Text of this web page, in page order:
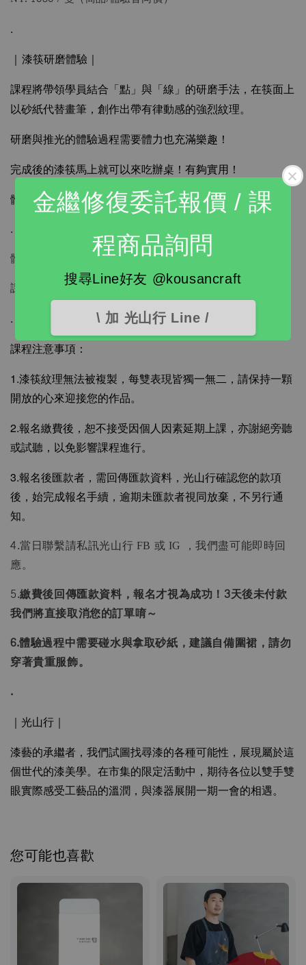
金繼修復委託報價 / 課
程商品詢問
搜尋Line好友 @kousancraft
\ 加 光山行 Line /
.
｜ 漆筷研磨體驗 ｜
課程將帶領學員結合「點」與「線」的研磨手法，在筷面上
以砂紙代替畫筆，創作出帶有律動感的強烈紋理。
研磨與推光的體驗過程需要體力也充滿樂趣！
完成後的漆筷馬上就可以來吃辦桌！有夠實用！
體驗漆筷提供紅色系 / 黃色系 可選擇。
.
體驗成品：23cm漆筷1雙。
課程時間：約1-2個小時，可依需求微調。
.
課程注意事項：
1.漆筷紋理無法被複製，每雙表現皆獨一無二，請保持一顆
開放的心來迎接您的作品。
2.報名繳費後，恕不接受因個人因素延期上課，亦謝絕旁聽
或試聽，以免影響課程進行。
3.報名後匯款者，需回傳匯款資料，光山行確認您的款項
後，始完成報名手續，逾期未匯款者視同放棄，不另行通
知。
4.當日聯繫請私訊光山行 FB 或 IG ，我們盡可能即時回
應。
5.繳費後回傳匯款資料，報名才視為成功！3天後未付款
我們將直接取消您的訂單唷～
6.體驗過程中需要碰水與拿取砂紙，建議自備圍裙，請勿
穿著貴重服飾。
.
｜ 光山行 ｜
漆藝的承繼者，我們試圖找尋漆的各種可能性，展現屬於這
個世代的漆美學。在市集的限定活動中，期待各位以雙手雙
眼實際感受工藝品的溫潤，與漆器展開一期一會的相遇。
您可能也喜歡